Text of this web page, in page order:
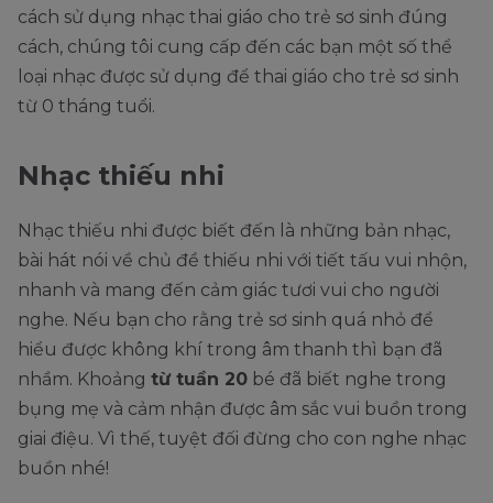
cách sử dụng nhạc thai giáo cho trẻ sơ sinh đúng
cách, chúng tôi cung cấp đến các bạn một số thể
loại nhạc được sử dụng để thai giáo cho trẻ sơ sinh
từ 0 tháng tuổi.
Nhạc thiếu nhi
Nhạc thiếu nhi được biết đến là những bản nhạc,
bài hát nói về chủ đề thiếu nhi với tiết tấu vui nhộn,
nhanh và mang đến cảm giác tươi vui cho người
nghe. Nếu bạn cho rằng trẻ sơ sinh quá nhỏ để
hiểu được không khí trong âm thanh thì bạn đã
nhầm. Khoảng từ tuần 20 bé đã biết nghe trong
bụng mẹ và cảm nhận được âm sắc vui buồn trong
giai điệu. Vì thế, tuyệt đối đừng cho con nghe nhạc
buồn nhé!